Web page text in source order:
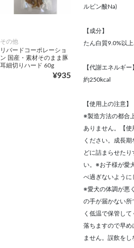
その他
リバードコーポレーショ
ン 国産・素材そのまま豚
耳細切りハード 60g
¥935
ルビン酸Na)
【成分】
たん白質9.0%以
【代謝エネルギー
約250kcal
【使用上の注意】
※製造方法の都合
ありません。【
ください。成長
どに詰まらせた
い。※お子様が愛
べ過ぎないように
※愛犬の体調が悪
の手が届かない所
く低温で保管し
落ちますので早め
ません。誤飲をし